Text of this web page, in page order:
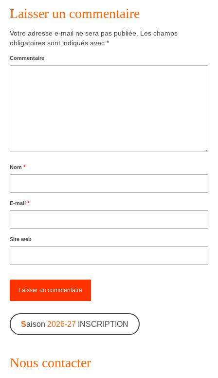
Agenda – Inscription
Inscription en ligne
Communication
Laisser un commentaire
Votre adresse e-mail ne sera pas publiée.
Les champs
obligatoires sont indiqués avec *
Commentaire
Nom *
E-mail *
Site web
Saison 2026-27INSCRIPTION
Nous contacter